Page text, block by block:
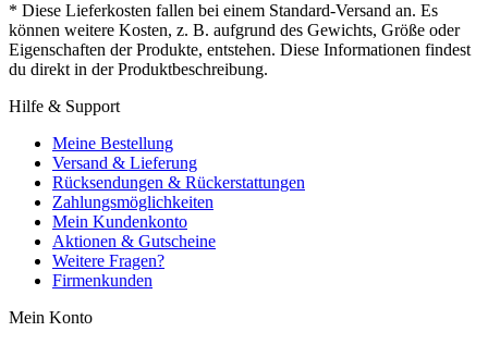
* Diese Lieferkosten fallen bei einem Standard-Versand an. Es
können weitere Kosten, z. B. aufgrund des Gewichts, Größe oder
Eigenschaften der Produkte, entstehen. Diese Informationen findest
du direkt in der Produktbeschreibung.
Hilfe & Support
Meine Bestellung
Versand & Lieferung
Rücksendungen & Rückerstattungen
Zahlungsmöglichkeiten
Mein Kundenkonto
Aktionen & Gutscheine
Weitere Fragen?
Firmenkunden
Mein Konto